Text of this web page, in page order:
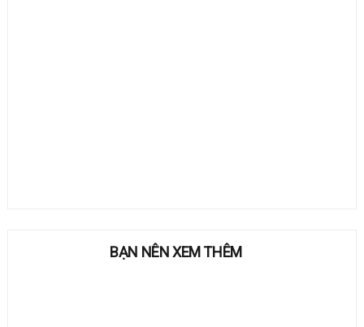
BẠN NÊN XEM THÊM